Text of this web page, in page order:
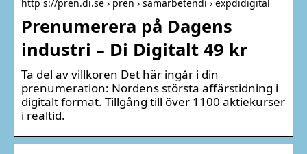
http s://pren.di.se › pren › samarbetendi › expdidigital
Prenumerera på Dagens
industri – Di Digitalt 49 kr
Ta del av villkoren Det här ingår i din
prenumeration: Nordens största affärstidning i
digitalt format. Tillgång till över 1100 aktiekurser
i realtid.